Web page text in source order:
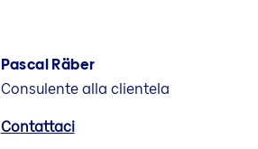
Pascal Räber
Consulente alla clientela
Contattaci